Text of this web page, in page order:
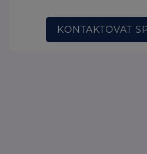
KONTAKTOVAT